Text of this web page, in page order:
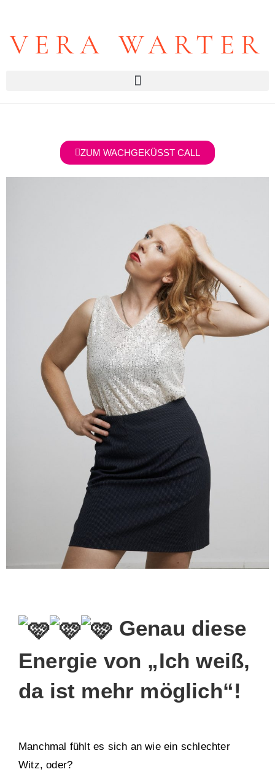
VERA WARTER
ZUM WACHGEKÜSST CALL
Genau diese
Energie von „Ich weiß,
da ist mehr möglich“!
Manchmal fühlt es sich an wie ein schlechter
Witz, oder?